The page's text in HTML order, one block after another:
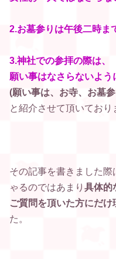
2.お墓参りは午後二時ま
3.神社での参拝の際は、
願い事はなさらないよう
(願い事は、お寺、お墓
と紹介させて頂いており
その記事を書きました際
ゃるのではあまり 具体的
ご質問を頂いた方にだけ
た。